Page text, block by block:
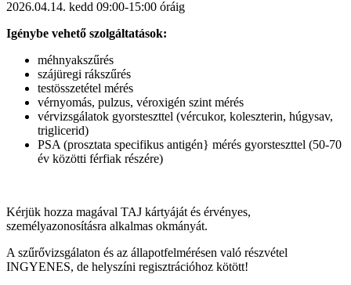
2026.04.14. kedd 09:00-15:00 óráig
Igénybe vehető szolgáltatások:
méhnyakszűrés
szájüregi rákszűrés
testösszetétel mérés
vérnyomás, pulzus, véroxigén szint mérés
vérvizsgálatok gyorsteszttel (vércukor, koleszterin, húgysav,
triglicerid)
PSA (prosztata specifikus antigén} mérés gyorsteszttel (50-70
év közötti férfiak részére)
Kérjük hozza magával TAJ kártyáját és érvényes,
személyazonosításra alkalmas okmányát.
A szűrővizsgálaton és az állapotfelmérésen való részvétel
INGYENES, de helyszíni regisztrációhoz kötött!